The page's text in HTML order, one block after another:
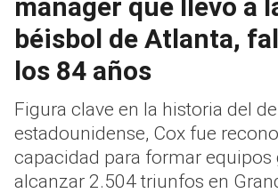
mánager que llevó a
béisbol de Atlanta,
los 84 años
Figura clave en la historia del
estadounidense, Cox fue
capacidad para formar equipos
alcanzar 2.504 triunfos en